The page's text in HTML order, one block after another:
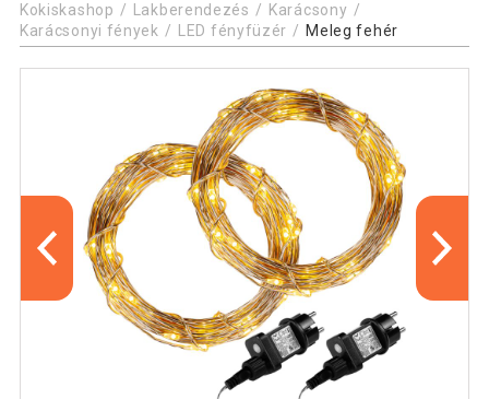
Kokiskashop Lakberendezés
Karácsony
Karácsonyi fények
LED fényfüzér Meleg fehér